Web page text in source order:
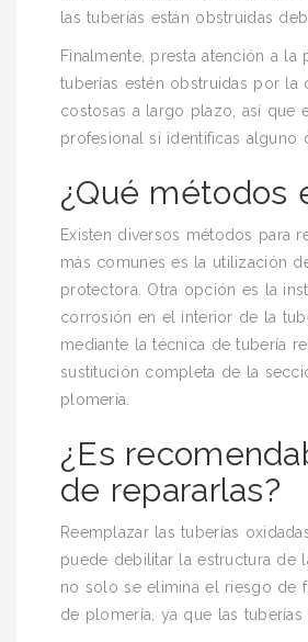
las tuberías están obstruidas
Finalmente, presta atención a
tuberías estén obstruidas por la
costosas a largo plazo, así que
profesional si identificas alguno
¿Qué métodos
Existen diversos métodos para
más comunes es la utilización
protectora. Otra opción es la
corrosión en el interior de la
mediante la técnica de tubería
sustitución completa de la
plomería.
¿Es
de repararlas?
Reemplazar las tuberías
puede debilitar la estructura de
no solo se elimina el riesgo de
de plomería, ya que las